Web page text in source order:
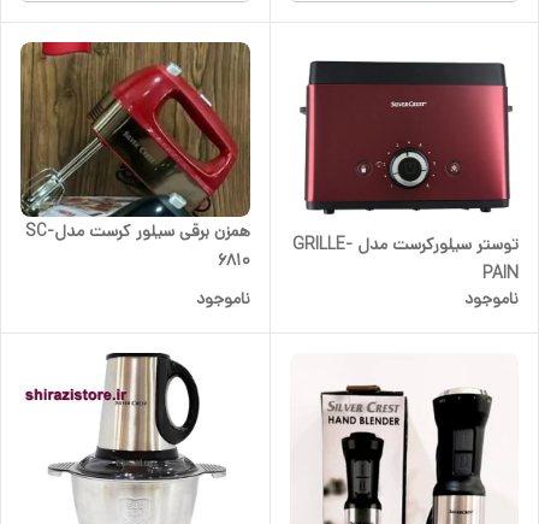
توستر سیلورکرست مدل GRILLE-
PAIN
ناموجود
همزن برقی سیلور کرست مدلSC-
6810
ناموجود